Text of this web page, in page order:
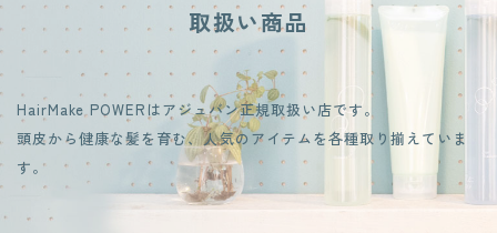
取扱い商品
HairMake POWERはアジュバン正規取扱い店です。
頭皮から健康な髪を育む、人気のアイテムを各種取り揃えていま
す。